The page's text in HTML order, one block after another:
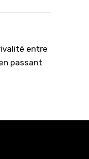
entre
passant